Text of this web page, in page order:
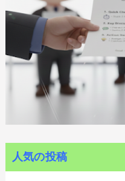
人気の投稿